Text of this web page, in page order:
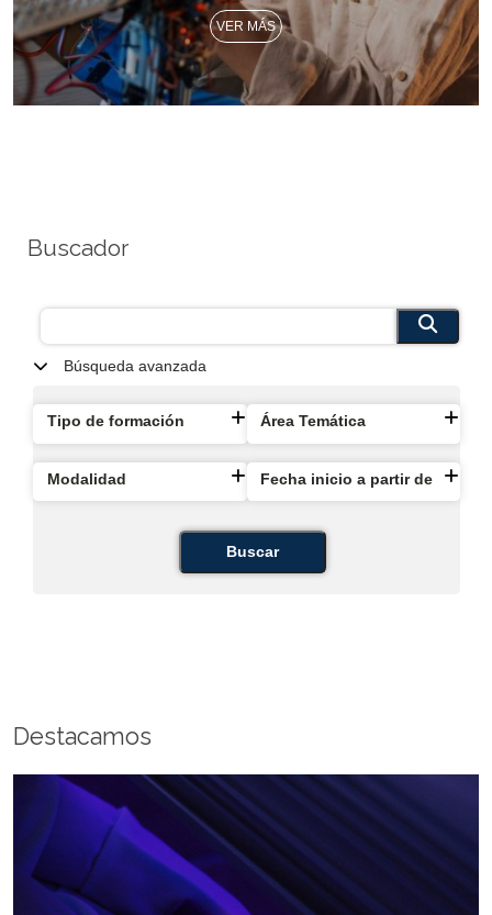
VER MÁS
Buscador
Búsqueda avanzada
Tipo de formación Área Temática
Modalidad Fecha inicio a partir de
Buscar
Destacamos